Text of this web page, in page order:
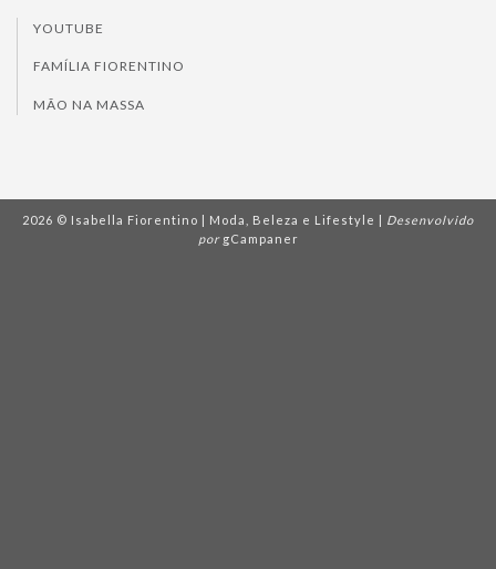
YOUTUBE
FAMÍLIA FIORENTINO
MÃO NA MASSA
2026 © Isabella Fiorentino | Moda, Beleza e Lifestyle | Desenvolvido
por gCampaner